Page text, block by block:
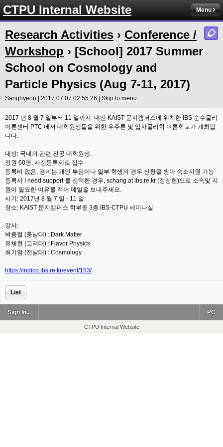
CTPU Internal Website Menu
Research Activities › Conference /
Workshop › [School] 2017 Summer
School on Cosmology and
Particle Physics (Aug 7-11, 2017)
Sanghyeon | 2017.07.07 02:55:26 | Skip to menu
2017 년 8 월 7 일부터 11 일까지 대전 KAIST 문지캠퍼스에 위치한 IBS 순수물리
이론센터 PTC 에서 대학원생들을 위한 우주론 및 입자물리학 여름학교가 개최됩
니다.
대상: 국내의 관련 전공 대학원생.
정원 60명, 사전등록제로 접수
등록비 없음, 경비는 개인 부담이나 일부 학생의 경우 신청을 받아 숙소지원 가능
등록시 I need support 를 선택한 경우, schang at ibs.re.kr (장상현)으로 소속및 지
원이 필요한 이유를 적어 메일을 보내주세요.
시기: 2017년 8 월 7 일 - 11 일
장소: KAIST 문지캠퍼스 학부동 3층 IBS-CTPU 세미나실
강사:
박종철 (충남대) : Dark Matter
유채현 (고려대) : Flavor Physics
최기영 (전남대) : Cosmology
https://indico.ibs.re.kr/event/153/
List
Sign In... PC
CTPU Internal Website